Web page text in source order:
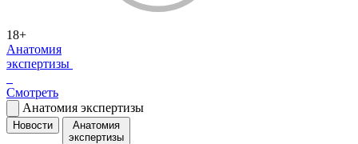
18+
Анатомия
экспертизы
Смотреть
Анатомия экспертизы
Новости
Анатомия
экспертизы